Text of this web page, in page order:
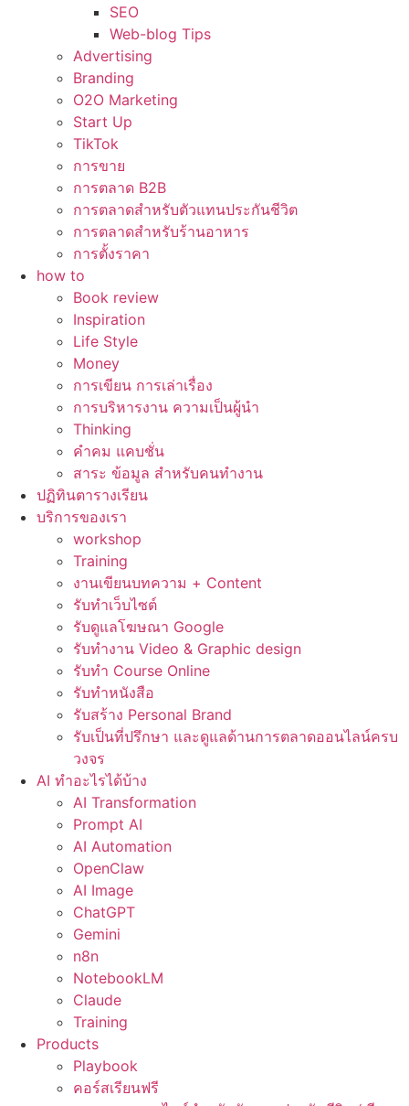
SEO
Web-blog Tips
Advertising
Branding
O2O Marketing
Start Up
TikTok
การขาย
การตลาด B2B
การตลาดสำหรับตัวแทนประกันชีวิต
การตลาดสำหรับร้านอาหาร
การตั้งราคา
how to
Book review
Inspiration
Life Style
Money
การเขียน การเล่าเรื่อง
การบริหารงาน ความเป็นผู้นำ
Thinking
คำคม แคบชั่น
สาระ ข้อมูล สำหรับคนทำงาน
ปฏิทินตารางเรียน
บริการของเรา
workshop
Training
งานเขียนบทความ + Content
รับทำเว็บไซต์
รับดูแลโฆษณา Google
รับทำงาน Video & Graphic design
รับทำ Course Online
รับทำหนังสือ
รับสร้าง Personal Brand
รับเป็นที่ปรึกษา และดูแลด้านการตลาดออนไลน์ครบ
วงจร
AI ทำอะไรได้บ้าง
AI Transformation
Prompt AI
AI Automation
OpenClaw
AI Image
ChatGPT
Gemini
n8n
NotebookLM
Claude
Training
Products
Playbook
คอร์สเรียนฟรี